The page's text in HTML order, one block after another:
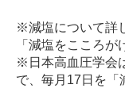
※減塩について詳
「減塩をこころが
※日本高血圧学会
で、毎月17日を「